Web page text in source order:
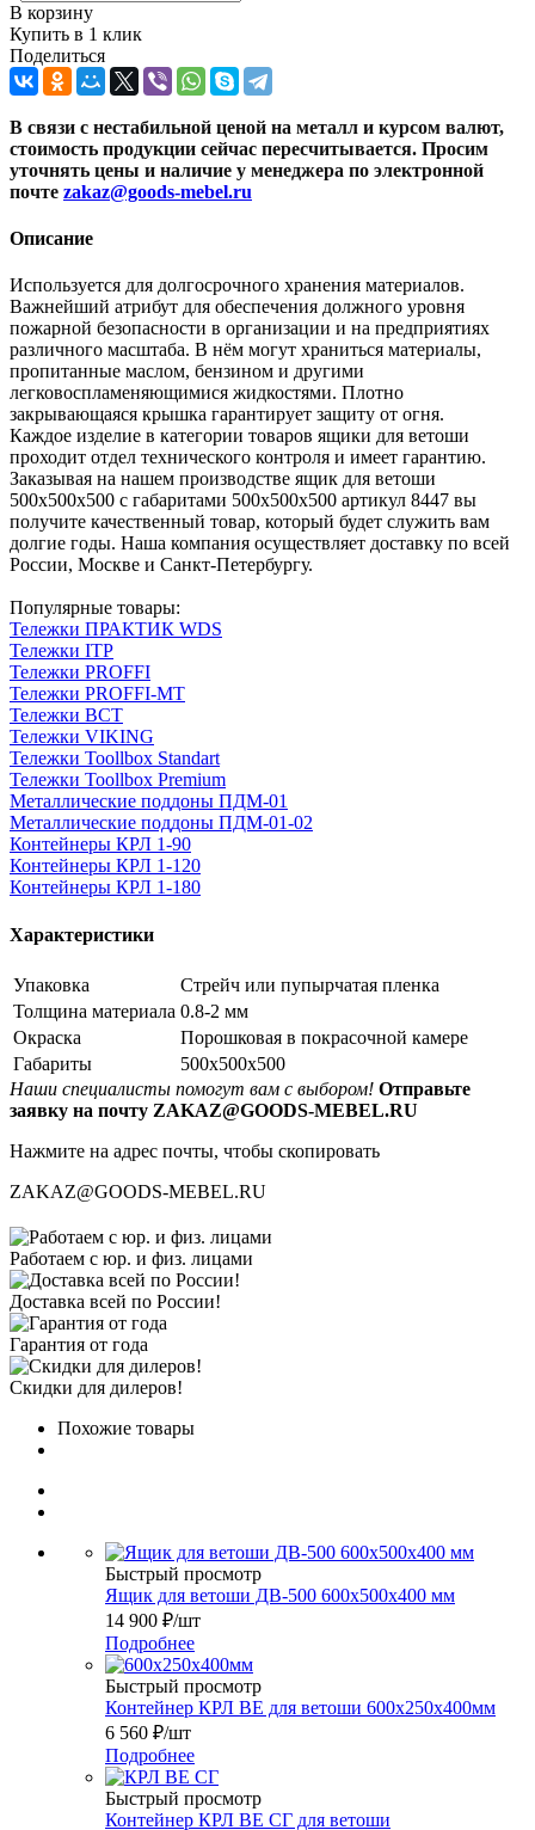
В корзину
Купить в 1 клик
Поделиться
В связи с нестабильной ценой на металл и курсом валют,
стоимость продукции сейчас пересчитывается. Просим
уточнять цены и наличие у менеджера по электронной
почте zakaz@goods-mebel.ru
Описание
Используется для долгосрочного хранения материалов.
Важнейший атрибут для обеспечения должного уровня
пожарной безопасности в организации и на предприятиях
различного масштаба. В нём могут храниться материалы,
пропитанные маслом, бензином и другими
легковоспламеняющимися жидкостями. Плотно
закрывающаяся крышка гарантирует защиту от огня.
Каждое изделие в категории товаров ящики для ветоши
проходит отдел технического контроля и имеет гарантию.
Заказывая на нашем производстве ящик для ветоши
500х500х500 с габаритами 500х500х500 артикул 8447 вы
получите качественный товар, который будет служить вам
долгие годы. Наша компания осуществляет доставку по всей
России, Москве и Санкт-Петербургу.
Популярные товары:
Тележки ПРАКТИК WDS
Тележки ITP
Тележки PROFFI
Тележки PROFFI-MT
Тележки ВСТ
Тележки VIKING
Тележки Toollbox Standart
Тележки Toollbox Premium
Металлические поддоны ПДМ-01
Металлические поддоны ПДМ-01-02
Контейнеры КРЛ 1-90
Контейнеры КРЛ 1-120
Контейнеры КРЛ 1-180
Характеристики
Упаковка
Стрейч или пупырчатая пленка
Толщина материала 0.8-2 мм
Окраска
Порошковая в покрасочной камере
Габариты
500х500х500
Наши специалисты помогут вам с выбором! Отправьте
заявку на почту ZAKAZ@GOODS-MEBEL.RU
Нажмите на адрес почты, чтобы скопировать
ZAKAZ@GOODS-MEBEL.RU
Работаем с юр. и физ. лицами
Доставка всей по России!
Гарантия от года
Скидки для дилеров!
Похожие товары
Быстрый просмотр
Ящик для ветоши ДВ-500 600х500х400 мм
14 900 ₽/шт
Подробнее
Быстрый просмотр
Контейнер КРЛ ВЕ для ветоши 600х250х400мм
6 560 ₽/шт
Подробнее
Быстрый просмотр
Контейнер КРЛ ВЕ СГ для ветоши